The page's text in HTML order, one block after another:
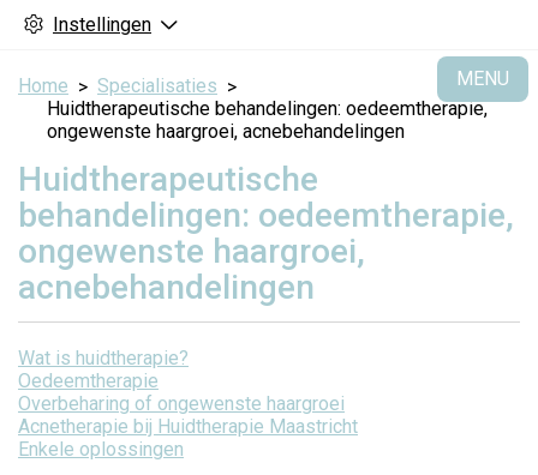
Instellingen
MENU
Home
Specialisaties
Huidtherapeutische behandelingen: oedeemtherapie,
ongewenste haargroei, acnebehandelingen
Huidtherapeutische
behandelingen: oedeemtherapie,
ongewenste haargroei,
acnebehandelingen
Wat is huidtherapie?
Oedeemtherapie
Overbeharing of ongewenste haargroei
Acnetherapie bij Huidtherapie Maastricht
Enkele oplossingen